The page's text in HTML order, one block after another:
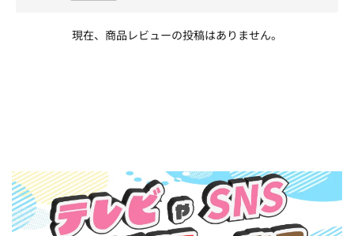
現在、商品レビューの投稿はありません。